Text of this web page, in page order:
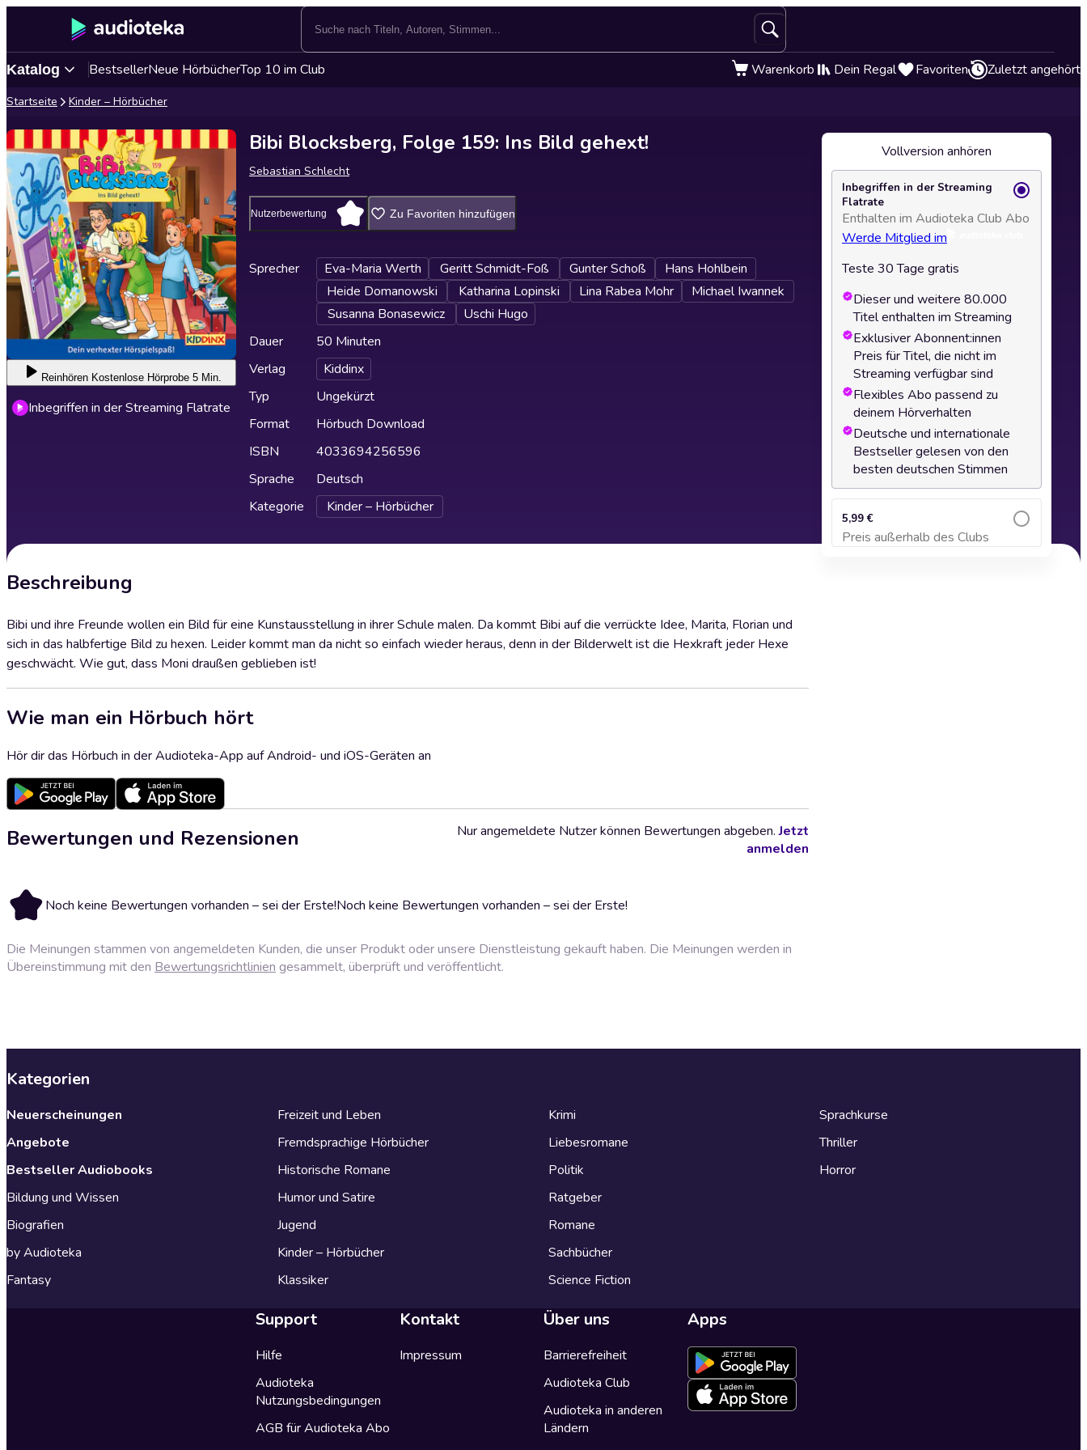
Katalog BestsellerNeue HörbücherTop 10 im Club Warenkorb Dein Regal Favoriten Zuletzt angehört
Startseite Kinder – Hörbücher
Reinhören Kostenlose Hörprobe 5 Min.
Inbegriffen in der Streaming Flatrate
Bibi Blocksberg, Folge 159: Ins Bild gehext!
Sebastian Schlecht
Nutzerbewertung Zu Favoriten hinzufügen
Sprecher Eva-Maria Werth Geritt Schmidt-Foß Gunter Schoß
Hans Hohlbein
Heide Domanowski
Katharina Lopinski Lina Rabea Mohr
Michael Iwannek
Susanna Bonasewicz
Uschi Hugo
Dauer
50 Minuten
Verlag
Kiddinx
Typ
Ungekürzt
Format
Hörbuch Download
ISBN
4033694256596
Sprache
Deutsch
Kategorie
Kinder – Hörbücher
Beschreibung
Bibi und ihre Freunde wollen ein Bild für eine Kunstausstellung in ihrer Schule malen. Da kommt Bibi auf die verrückte Idee, Marita, Florian und
sich in das halbfertige Bild zu hexen. Leider kommt man da nicht so einfach wieder heraus, denn in der Bilderwelt ist die Hexkraft jeder Hexe
geschwächt. Wie gut, dass Moni draußen geblieben ist!
Wie man ein Hörbuch hört
Hör dir das Hörbuch in der Audioteka-App auf Android- und iOS-Geräten an
Bewertungen und Rezensionen
Noch keine Bewertungen vorhanden – sei der Erste!Noch keine Bewertungen vorhanden – sei der Erste!
Nur angemeldete Nutzer können Bewertungen abgeben.Jetzt
anmelden
Die Meinungen stammen von angemeldeten Kunden, die unser Produkt oder unsere Dienstleistung gekauft haben. Die Meinungen werden in
Übereinstimmung mit den Bewertungsrichtlinien gesammelt, überprüft und veröffentlicht.
Vollversion anhören
Inbegriffen in der Streaming
Flatrate
Enthalten im Audioteka Club Abo
Werde Mitglied im
Teste 30 Tage gratis
Dieser und weitere 80.000
Titel enthalten im Streaming
Exklusiver Abonnent:innen
Preis für Titel, die nicht im
Streaming verfügbar sind
Flexibles Abo passend zu
deinem Hörverhalten
Deutsche und internationale
Bestseller gelesen von den
besten deutschen Stimmen
5,99 €
Preis außerhalb des Clubs
Zum Warenkorb hinzufügen
Kategorien
Neuerscheinungen
Angebote
Bestseller Audiobooks
Bildung und Wissen
Biografien
by Audioteka
Fantasy
Freizeit und Leben
Fremdsprachige Hörbücher
Historische Romane
Humor und Satire
Jugend
Kinder – Hörbücher
Klassiker
Krimi
Liebesromane
Politik
Ratgeber
Romane
Sachbücher
Science Fiction
Sprachkurse
Thriller
Horror
Support
Hilfe
Audioteka
Nutzungsbedingungen
AGB für Audioteka Abo
Kontakt
Impressum
Über uns
Barrierefreiheit
Audioteka Club
Audioteka in anderen
Ländern
Apps